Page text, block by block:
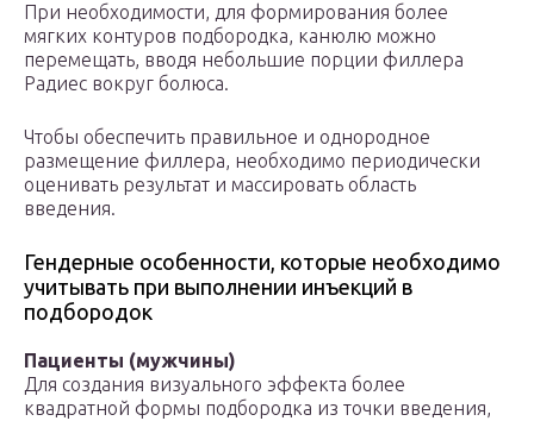
При необходимости, для формирования более
мягких контуров подбородка, канюлю можно
перемещать, вводя небольшие порции филлера
Радиес вокруг болюса.
Чтобы обеспечить правильное и однородное
размещение филлера, необходимо периодически
оценивать результат и массировать область
введения.
Гендерные особенности, которые необходимо
учитывать при выполнении инъекций в
подбородок
Пациенты (мужчины)
Для создания визуального эффекта более
квадратной формы подбородка из точки введения,